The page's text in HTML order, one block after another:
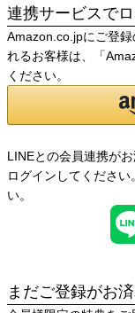
連携サービスで
Amazon.co.jpにご登
れるお客様は、「
ください。
LINEとの会員連携が
ログインしてください
い。
まだご登録がお